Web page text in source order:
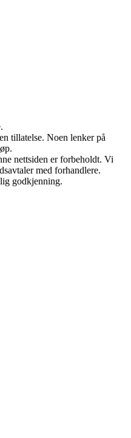
tillatelse. Noen lenker på
nettsiden er forbeholdt. Vi
med forhandlere.
godkjenning.